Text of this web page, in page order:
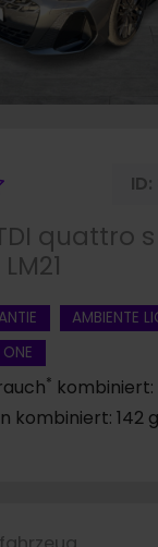
Fahrzeug ID:
quattro
AMBIENTE
* kombiniert:
kombiniert: 142